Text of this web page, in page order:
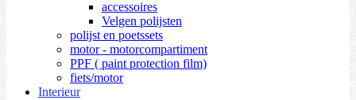
accessoires
Velgen polijsten
polijst en poetssets
motor - motorcompartiment
PPF ( paint protection film)
fiets/motor
Interieur